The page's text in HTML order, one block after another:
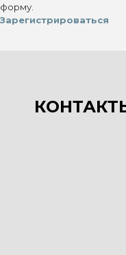
форму.
Зарегистрироваться